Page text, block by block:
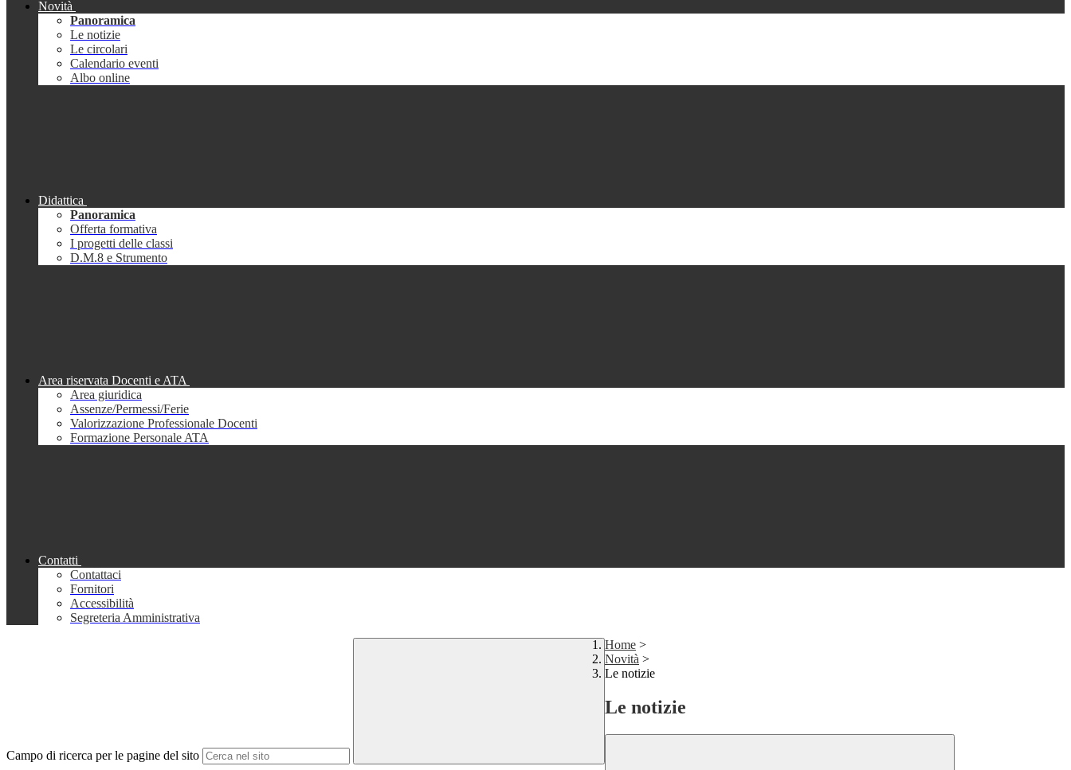
Novità
Panoramica
Le notizie
Le circolari
Calendario eventi
Albo online
Didattica
Panoramica
Offerta formativa
I progetti delle classi
D.M.8 e Strumento
Area riservata Docenti e ATA
Area giuridica
Assenze/Permessi/Ferie
Valorizzazione Professionale Docenti
Formazione Personale ATA
Contatti
Contattaci
Fornitori
Accessibilità
Segreteria Amministrativa
Campo di ricerca per le pagine del sito
Home >
Novità >
Le notizie
Le notizie